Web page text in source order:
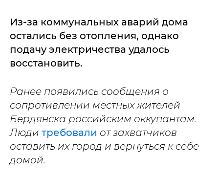
Из-за коммунальных аварий дома
остались без отопления, однако
подачу электричества удалось
восстановить.
Ранее появились сообщения о
сопротивлении местных жителей
Бердянска российским оккупантам.
Люди требовали от захватчиков
оставить их город и вернуться к себе
домой.